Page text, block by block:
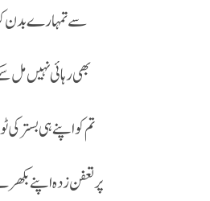
سے تمہارے بدن
بھی رہائی نہیں مل
تم کو اپنے ہی بستر
پر تعفن زدہ اپنے